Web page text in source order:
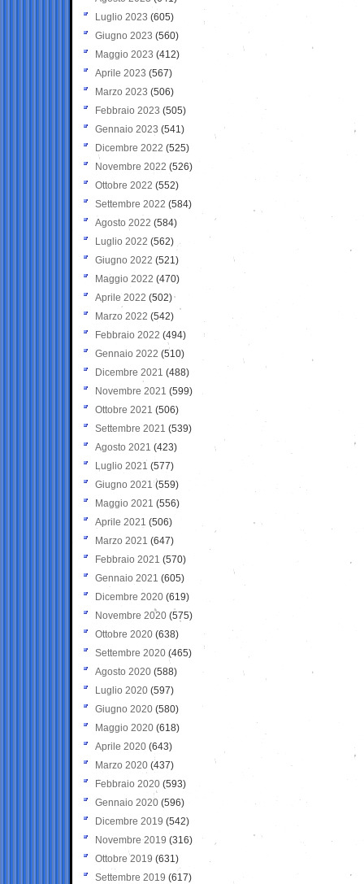
Luglio 2023 (605)
Giugno 2023 (560)
Maggio 2023 (412)
Aprile 2023 (567)
Marzo 2023 (506)
Febbraio 2023 (505)
Gennaio 2023 (541)
Dicembre 2022 (525)
Novembre 2022 (526)
Ottobre 2022 (552)
Settembre 2022 (584)
Agosto 2022 (584)
Luglio 2022 (562)
Giugno 2022 (521)
Maggio 2022 (470)
Aprile 2022 (502)
Marzo 2022 (542)
Febbraio 2022 (494)
Gennaio 2022 (510)
Dicembre 2021 (488)
Novembre 2021 (599)
Ottobre 2021 (506)
Settembre 2021 (539)
Agosto 2021 (423)
Luglio 2021 (577)
Giugno 2021(559)
Maggio 2021 (556)
Aprile 2021 (506)
Marzo 2021 (647)
Febbraio 2021 (570)
Gennaio 2021 (605)
Dicembre 2020 (619)
Novembre 2020 (575)
Ottobre 2020 (638)
Settembre 2020(465)
Agosto 2020 (588)
Luglio 2020 (597)
Giugno 2020 (580)
Maggio 2020 (618)
Aprile 2020 (643)
Marzo 2020 (437)
Febbraio 2020 (593)
Gennaio 2020 (596)
Dicembre 2019 (542)
Novembre 2019 (316)
Ottobre 2019 (631)
Settembre 2019 (617)